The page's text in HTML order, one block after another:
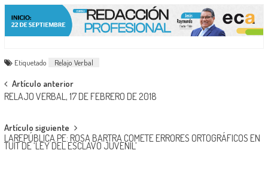
Etiquetado Relajo Verbal
Navegación
de
entradas
Artículo anterior
RELAJO VERBAL, 17 DE FEBRERO DE 2018
Artículo siguiente
LAREPÚBLICA.PE: ROSA BARTRA COMETE ERRORES ORTOGRÁFICOS EN
TUIT DE ‘LEY DEL ESCLAVO JUVENIL’